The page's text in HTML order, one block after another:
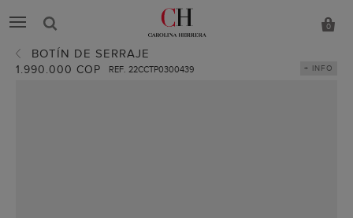
0
BOTÍN DE SERRAJE
1.990.000 COP REF. 22CCTP0300439 + INFO